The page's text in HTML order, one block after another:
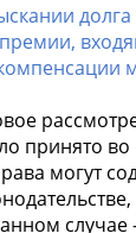
принято
могут